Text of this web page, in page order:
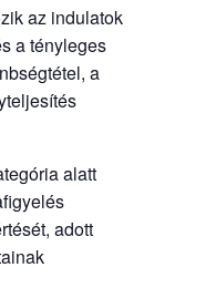
az indulatok
a tényleges
a
alatt
adott